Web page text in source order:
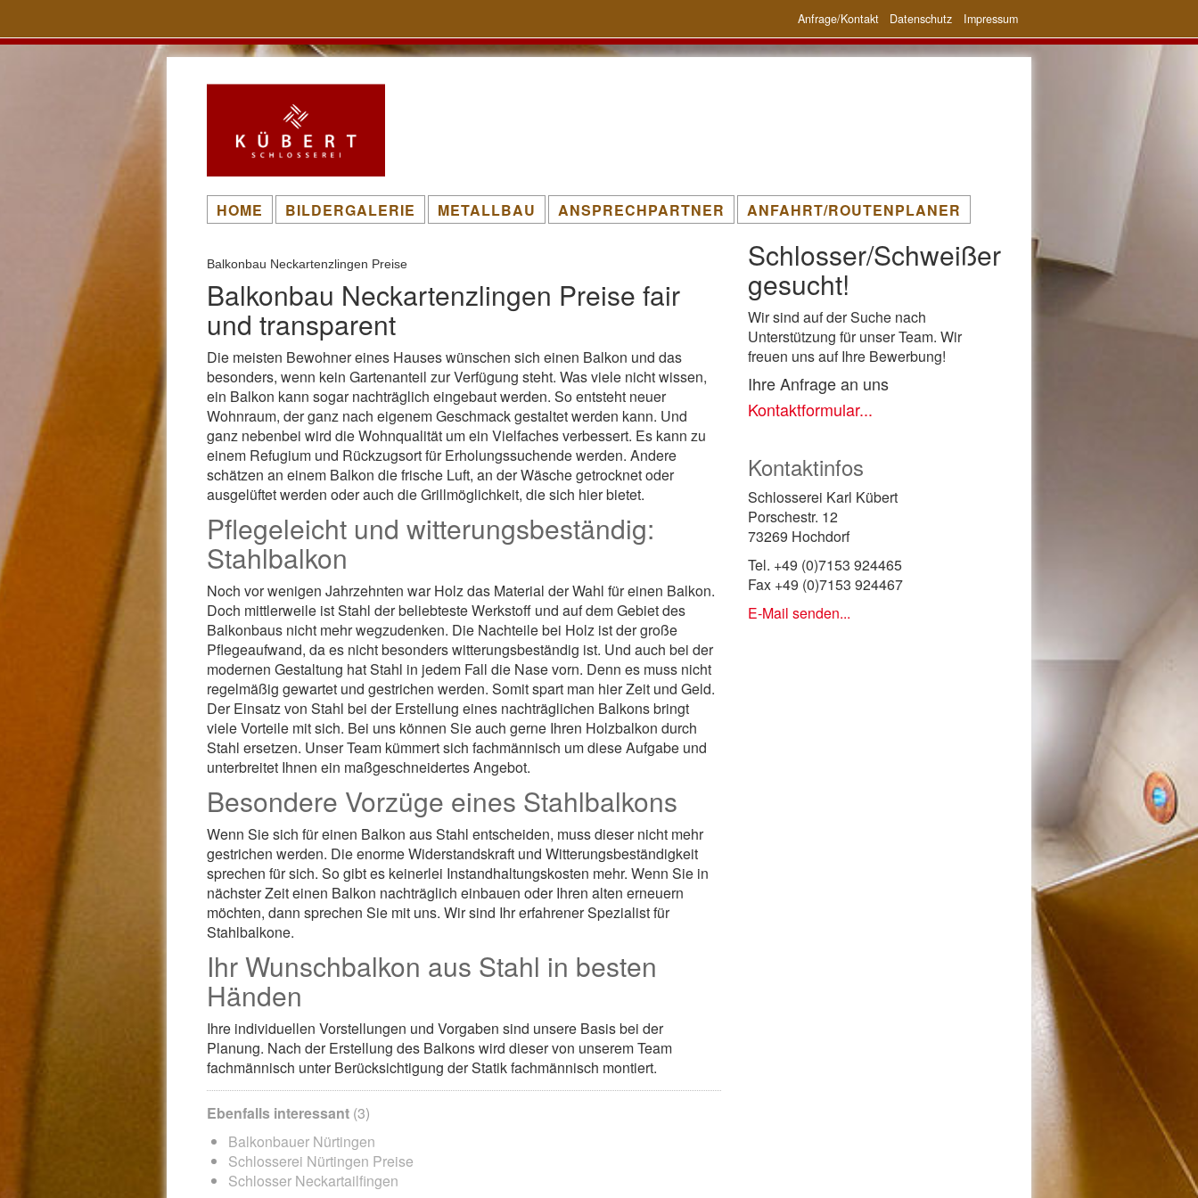
Anfrage/Kontakt Datenschutz Impressum
HOME BILDERGALERIE METALLBAU ANSPRECHPARTNER ANFAHRT/ROUTENPLANER
Balkonbau Neckartenzlingen Preise
Balkonbau Neckartenzlingen Preise fair
und transparent
Die meisten Bewohner eines Hauses wünschen sich einen Balkon und das
besonders, wenn kein Gartenanteil zur Verfügung steht. Was viele nicht wissen,
ein Balkon kann sogar nachträglich eingebaut werden. So entsteht neuer
Wohnraum, der ganz nach eigenem Geschmack gestaltet werden kann. Und
ganz nebenbei wird die Wohnqualität um ein Vielfaches verbessert. Es kann zu
einem Refugium und Rückzugsort für Erholungssuchende werden. Andere
schätzen an einem Balkon die frische Luft, an der Wäsche getrocknet oder
ausgelüftet werden oder auch die Grillmöglichkeit, die sich hier bietet.
Pflegeleicht und witterungsbeständig:
Stahlbalkon
Noch vor wenigen Jahrzehnten war Holz das Material der Wahl für einen Balkon.
Doch mittlerweile ist Stahl der beliebteste Werkstoff und auf dem Gebiet des
Balkonbaus nicht mehr wegzudenken. Die Nachteile bei Holz ist der große
Pflegeaufwand, da es nicht besonders witterungsbeständig ist. Und auch bei der
modernen Gestaltung hat Stahl in jedem Fall die Nase vorn. Denn es muss nicht
regelmäßig gewartet und gestrichen werden. Somit spart man hier Zeit und Geld.
Der Einsatz von Stahl bei der Erstellung eines nachträglichen Balkons bringt
viele Vorteile mit sich. Bei uns können Sie auch gerne Ihren Holzbalkon durch
Stahl ersetzen. Unser Team kümmert sich fachmännisch um diese Aufgabe und
unterbreitet Ihnen ein maßgeschneidertes Angebot.
Besondere Vorzüge eines Stahlbalkons
Wenn Sie sich für einen Balkon aus Stahl entscheiden, muss dieser nicht mehr
gestrichen werden. Die enorme Widerstandskraft und Witterungsbeständigkeit
sprechen für sich. So gibt es keinerlei Instandhaltungskosten mehr. Wenn Sie in
nächster Zeit einen Balkon nachträglich einbauen oder Ihren alten erneuern
möchten, dann sprechen Sie mit uns. Wir sind Ihr erfahrener Spezialist für
Stahlbalkone.
Ihr Wunschbalkon aus Stahl in besten
Händen
Ihre individuellen Vorstellungen und Vorgaben sind unsere Basis bei der
Planung. Nach der Erstellung des Balkons wird dieser von unserem Team
fachmännisch unter Berücksichtigung der Statik fachmännisch montiert.
Ebenfalls interessant (3)
Balkonbauer Nürtingen
Schlosserei Nürtingen Preise
Schlosser Neckartailfingen
Schlosser/Schweißer
gesucht!
Wir sind auf der Suche nach
Unterstützung für unser Team. Wir
freuen uns auf Ihre Bewerbung!
Ihre Anfrage an uns
Kontaktformular...
Kontaktinfos
Schlosserei Karl Kübert
Porschestr. 12
73269 Hochdorf
Tel. +49 (0)7153 924465
Fax +49 (0)7153 924467
E-Mail senden...